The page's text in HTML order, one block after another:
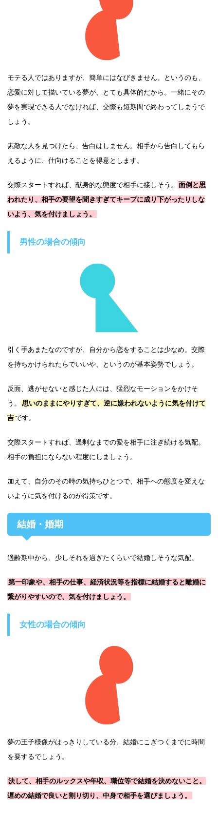
モテる人ではありますが、簡単にはなびきません。というのも、
恋愛に対して描いている夢が、とても具体的だから。一緒にその
夢を実現できる人でなければ、交際も短期間で終わってしまうで
しょう。
素敵な人を見つけたら、告白はしません。相手から告白してもら
えるように、仕向けることを得意とします。
交際スタートすれば、献身的な態度で相手に接しそう。
面倒と思
われたり、相手の要望を聞きすぎてキープに成り下がったりしな
いよう、気を付けましょう。
男性の場合の傾向
引く手あまたなのですが、自分から恋をすることは少なめ。交際
を持ちかけられたらでいいや、というのが基本姿勢でしょう。
反面、逃がせないと感じた人には、猛烈なモーションをかけそ
う。
思いのままにやりすぎて、逆に嫌われないように気を付けて
吉です。
交際スタートすれば、過剰なまでの愛を相手に注ぎ続ける気配。
相手の負担にならない程度にしましょう。
加えて、自分のその時の気持ちひとつで、相手への態度を変えな
いように気を付けるのが得策です。
結婚・婚期
適齢期中から、少しそれを過ぎたくらいで結婚しそうな気配。
第一印象や、相手の仕事、経済状況等を指標に結婚すると離婚に
繋がりやすいので、気を付けましょう。
女性の場合の傾向
夢の王子様像がはっきりしている分、結婚にこぎつくまでに時間
を要するでしょう。
決して、相手のルックスや年収、職位等で結婚を決めないこと。
遅めの結婚で良いと割り切り、中身で相手を選びましょう。